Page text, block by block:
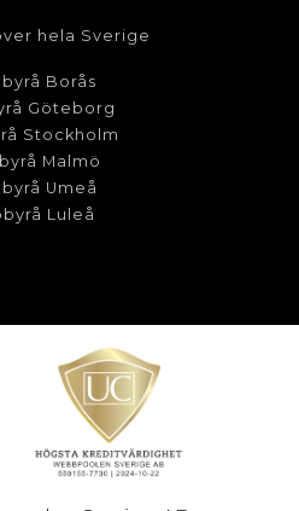
hela Sverige
Borås
Göteborg
Stockholm
Malmö
Umeå
Luleå